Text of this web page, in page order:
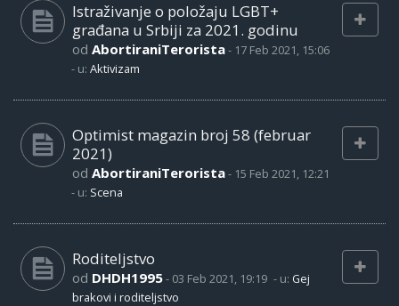
Istraživanje o položaju LGBT+
građana u Srbiji za 2021. godinu
od AbortiraniTerorista- 17 Feb 2021, 15:06
- u: Aktivizam
Optimist magazin broj 58 (februar
2021)
od AbortiraniTerorista- 15 Feb 2021, 12:21
- u: Scena
Roditeljstvo
od DHDH1995- 03 Feb 2021, 19:19 - u: Gej
brakovi i roditeljstvo